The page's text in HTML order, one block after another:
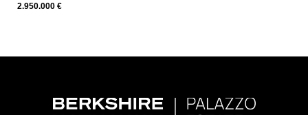
2.950.000 €